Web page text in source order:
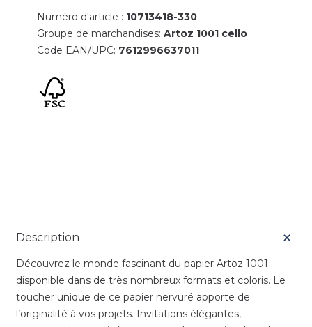
Numéro d'article : 10713418-330
Groupe de marchandises:Artoz 1001 cello
Code EAN/UPC: 7612996637011
Description
Découvrez le monde fascinant du papier Artoz 1001
disponible dans de très nombreux formats et coloris. Le
toucher unique de ce papier nervuré apporte de
l’originalité à vos projets. Invitations élégantes,